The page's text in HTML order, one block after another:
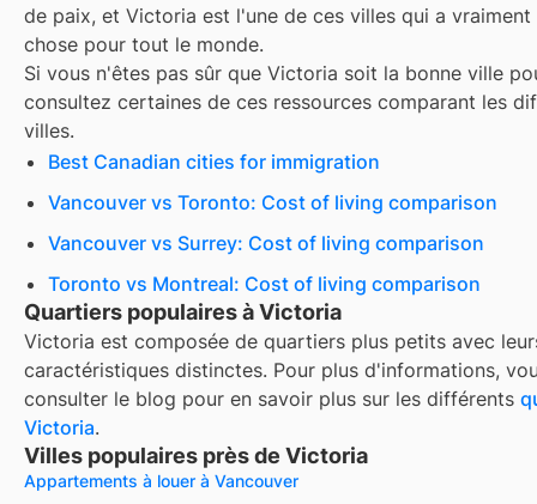
de paix, et Victoria est l'une de ces villes qui a vraiment
chose pour tout le monde.
Si vous n'êtes pas sûr que Victoria soit la bonne ville
consultez certaines de ces ressources comparant les
villes.
Best Canadian cities for immigration
Vancouver vs Toronto: Cost of living comparison
Vancouver vs Surrey: Cost of living comparison
Toronto vs Montreal: Cost of living comparison
Quartiers populaires à Victoria
Victoria est composée de quartiers plus petits avec
caractéristiques distinctes. Pour plus d'informations,
consulter le blog pour en savoir plus sur les différents
Victoria.
Villes populaires près de Victoria
Appartements à louer à Vancouver